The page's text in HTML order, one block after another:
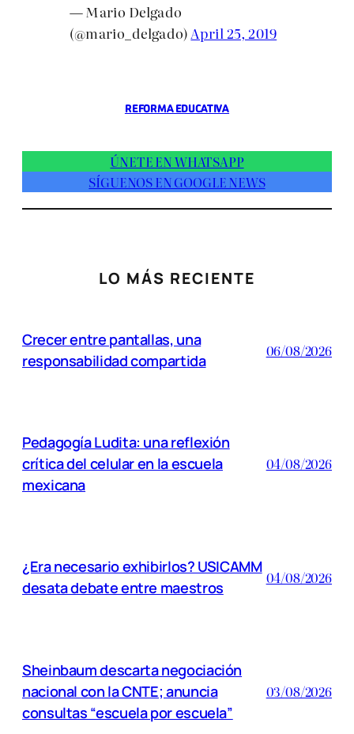
— Mario Delgado
(@mario_delgado) April 25, 2019
REFORMA EDUCATIVA
ÚNETE EN WHATSAPP
SÍGUENOS EN GOOGLE NEWS
LO MÁS RECIENTE
Crecer entre pantallas, una
responsabilidad compartida
06/08/2026
Pedagogía Ludita: una reflexión
crítica del celular en la escuela
mexicana
04/08/2026
¿Era necesario exhibirlos? USICAMM
desata debate entre maestros
04/08/2026
Sheinbaum descarta negociación
nacional con la CNTE; anuncia
consultas “escuela por escuela”
03/08/2026